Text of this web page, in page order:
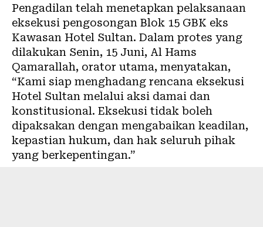
Pengadilan telah menetapkan pelaksanaan
eksekusi pengosongan Blok 15 GBK eks
Kawasan Hotel Sultan. Dalam protes yang
dilakukan Senin, 15 Juni, Al Hams
Qamarallah, orator utama, menyatakan,
“Kami siap menghadang rencana eksekusi
Hotel Sultan melalui aksi damai dan
konstitusional. Eksekusi tidak boleh
dipaksakan dengan mengabaikan keadilan,
kepastian hukum, dan hak seluruh pihak
yang berkepentingan.”